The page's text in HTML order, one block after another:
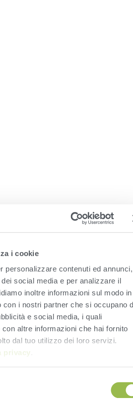
i cookie
personalizzare contenuti ed annunci,
social media e per analizzare il
inoltre informazioni sul modo in
i nostri partner che si occupano
e social media, i quali
altre informazioni che hai fornito
dal tuo utilizzo dei loro servizi.
privacy